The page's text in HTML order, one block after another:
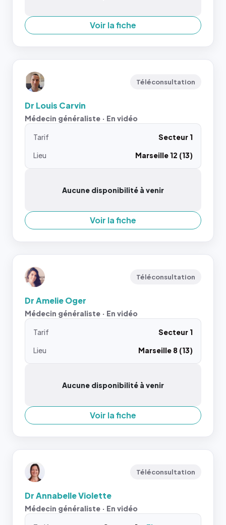
Voir la fiche
Téléconsultation
Dr Louis Carvin
Médecin généraliste · En vidéo
Tarif
Secteur 1
Lieu
Marseille 12 (13)
Aucune disponibilité à venir
Voir la fiche
Téléconsultation
Dr Amelie Oger
Médecin généraliste · En vidéo
Tarif
Secteur 1
Lieu
Marseille 8 (13)
Aucune disponibilité à venir
Voir la fiche
Téléconsultation
Dr Annabelle Violette
Médecin généraliste · En vidéo